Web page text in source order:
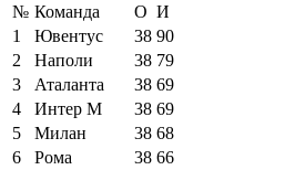
№ Команда О И
1
Ювентус 38 90
2
Наполи 38 79
3
Аталанта 38 69
4
Интер М 38 69
5
Милан 38 68
6
Рома 38 66